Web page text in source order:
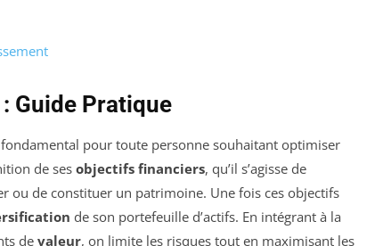
Guide Pratique
pour toute personne souhaitant optimiser
de ses objectifs financiers, qu’il s’agisse de
ou de constituer un patrimoine. Une fois ces objectifs
de son portefeuille d’actifs. En intégrant à la
de valeur, on limite les risques tout en maximisant les